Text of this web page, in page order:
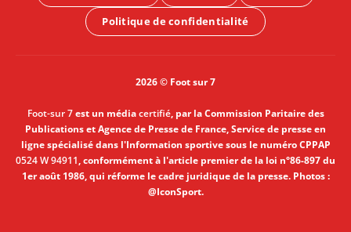
Politique de confidentialité
2026 © Foot sur 7
Foot-sur 7est un médiacertifié, par la Commission Paritaire des
Publications et Agence de Presse de France, Service de presse en
ligne spécialisé dans l'Information sportive sous le numéro CPPAP
0524 W 94911, conformément à l'article premier de la loi n°86-897 du
1er août 1986, qui réforme le cadre juridique de la presse. Photos :
@IconSport.